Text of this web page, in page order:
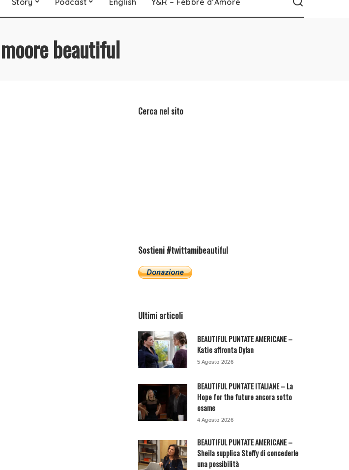
Story Podcast English Y&R – Febbre d’Amore
beautiful
Cerca nel sito
Sostieni #twittamibeautiful
Ultimi articoli
BEAUTIFUL PUNTATE AMERICANE –
Katie affronta Dylan
5 Agosto 2026
BEAUTIFUL PUNTATE ITALIANE – La
Hope for the future ancora sotto
esame
4 Agosto 2026
BEAUTIFUL PUNTATE AMERICANE –
Sheila supplica Steffy di concederle
una possibilità